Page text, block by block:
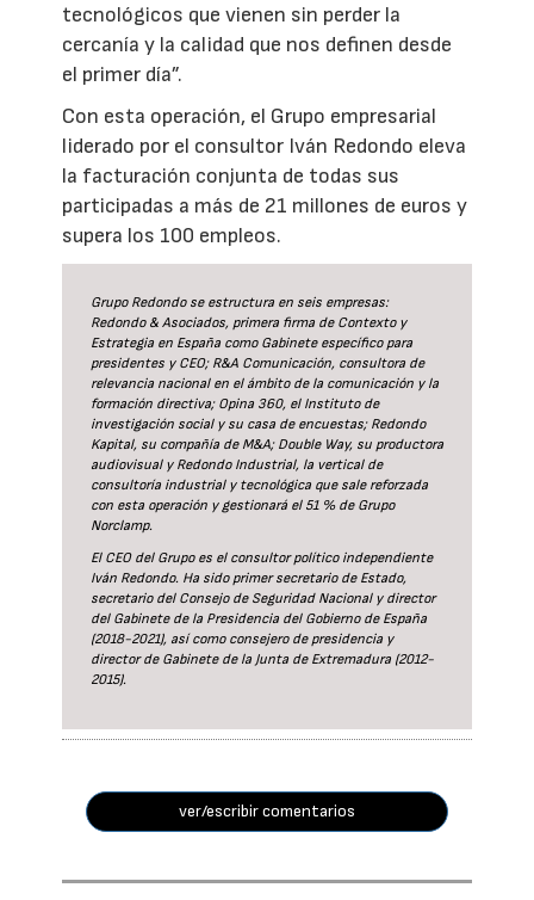
tecnológicos que vienen sin perder la
cercanía y la calidad que nos definen desde
el primer día”.
Con esta operación, el Grupo empresarial
liderado por el consultor Iván Redondo eleva
la facturación conjunta de todas sus
participadas a más de 21 millones de euros y
supera los 100 empleos.
Grupo Redondo se estructura en seis empresas:
Redondo & Asociados, primera firma de Contexto y
Estrategia en España como Gabinete específico para
presidentes y CEO; R&A Comunicación, consultora de
relevancia nacional en el ámbito de la comunicación y la
formación directiva; Opina 360, el Instituto de
investigación social y su casa de encuestas; Redondo
Kapital, su compañía de M&A; Double Way, su productora
audiovisual y Redondo Industrial, la vertical de
consultoría industrial y tecnológica que sale reforzada
con esta operación y gestionará el 51 % de Grupo
Norclamp.
El CEO del Grupo es el consultor político independiente
Iván Redondo. Ha sido primer secretario de Estado,
secretario del Consejo de Seguridad Nacional y director
del Gabinete de la Presidencia del Gobierno de España
(2018-2021), así como consejero de presidencia y
director de Gabinete de la Junta de Extremadura (2012-
2015).
ver/escribir comentarios